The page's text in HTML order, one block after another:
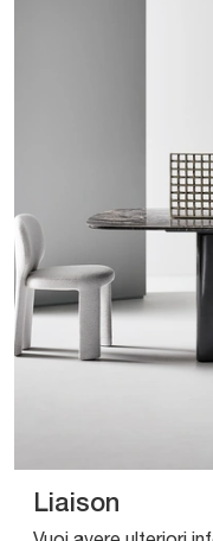
Liaison